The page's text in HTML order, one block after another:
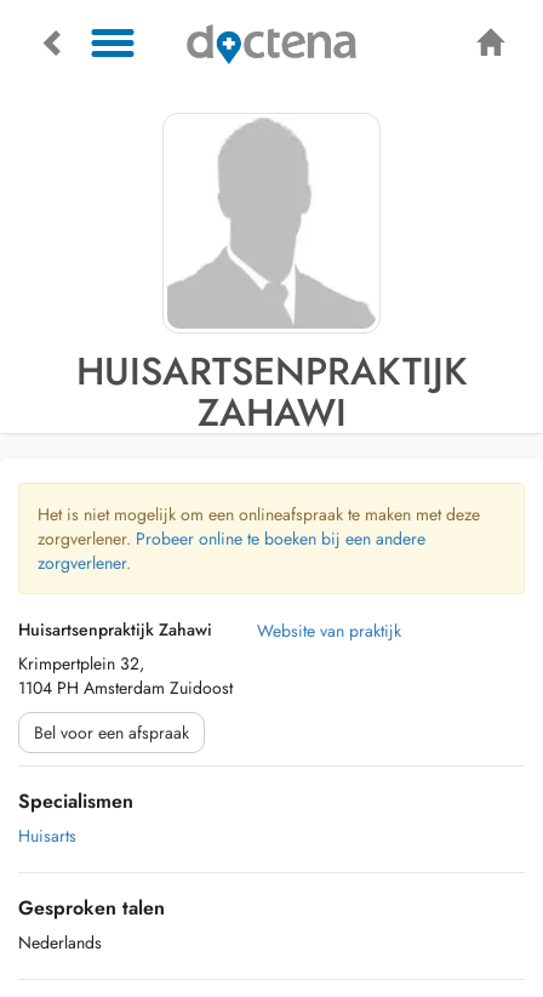
HUISARTSENPRAKTIJK
ZAHAWI
Het is niet mogelijk om een onlineafspraak te maken met deze
zorgverlener. Probeer online te boeken bij een andere
zorgverlener.
Huisartsenpraktijk Zahawi
Krimpertplein 32,
1104 PH Amsterdam Zuidoost
Website van praktijk
Bel voor een afspraak
Specialismen
Huisarts
Gesproken talen
Nederlands